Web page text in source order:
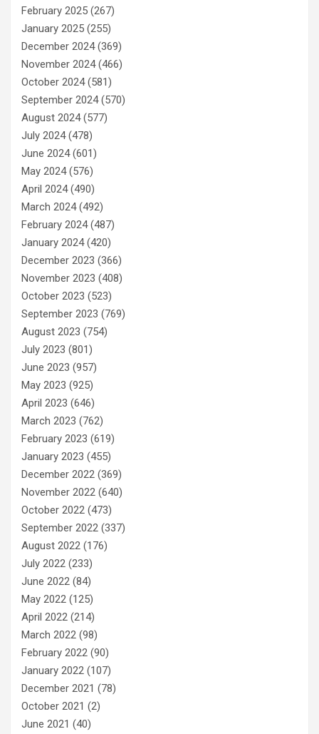
February 2025 (267)
January 2025 (255)
December 2024(369)
November 2024(466)
October 2024(581)
September 2024(570)
August 2024(577)
July 2024(478)
June 2024(601)
May 2024(576)
April 2024(490)
March 2024(492)
February 2024(487)
January 2024(420)
December 2023 (366)
November 2023 (408)
October 2023 (523)
September 2023 (769)
August 2023 (754)
July 2023 (801)
June 2023 (957)
May 2023 (925)
April 2023 (646)
March 2023 (762)
February 2023 (619)
January 2023 (455)
December 2022 (369)
November 2022 (640)
October 2022 (473)
September 2022 (337)
August 2022 (176)
July 2022 (233)
June 2022 (84)
May 2022 (125)
April 2022 (214)
March 2022 (98)
February 2022 (90)
January 2022 (107)
December 2021 (78)
October 2021 (2)
June 2021 (40)